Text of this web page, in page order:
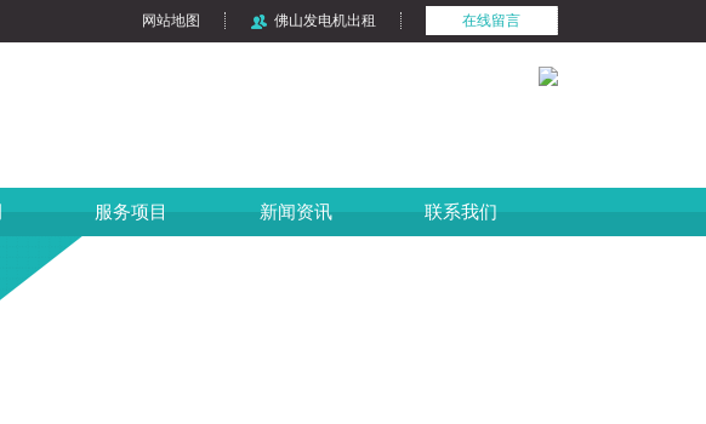
网站地图 佛山发电机出租 在线留言
服务项目 新闻资讯 联系我们